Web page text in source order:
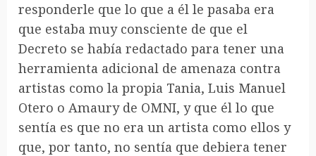
responderle que lo que a él le pasaba era
que estaba muy consciente de que el
Decreto se había redactado para tener una
herramienta adicional de amenaza contra
artistas como la propia Tania, Luis Manuel
Otero o Amaury de OMNI, y que él lo que
sentía es que no era un artista como ellos y
que, por tanto, no sentía que debiera tener